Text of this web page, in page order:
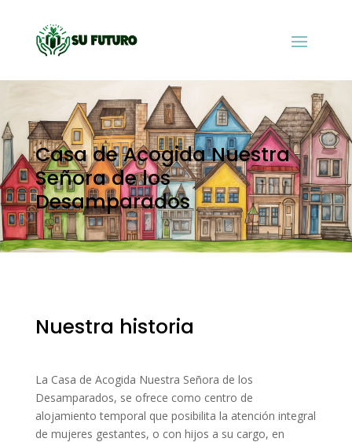
Casa de Acogida Nuestra
Señora de los
Desamparados
Nuestra historia
La Casa de Acogida Nuestra Señora de los
Desamparados, se ofrece como centro de
alojamiento temporal que posibilita la atención integral
de mujeres gestantes, o con hijos a su cargo, en